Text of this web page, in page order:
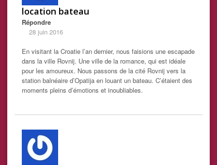
location bateau
Répondre
28 juin 2016
En visitant la Croatie l’an dernier, nous faisions une escapade
dans la ville Rovnij. Une ville de la romance, qui est idéale
pour les amoureux. Nous passons de la cité Rovnij vers la
station balnéaire d’Opatija en louant un bateau. C’étaient des
moments pleins d’émotions et inoubliables.